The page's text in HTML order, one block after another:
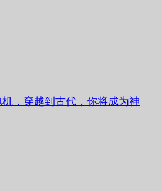
，穿越到古代，你将成为神